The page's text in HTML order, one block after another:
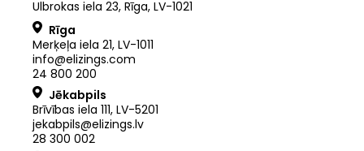
Ulbrokas iela 23, Rīga, LV-1021
Rīga
Merķeļa iela 21, LV-1011
info@elizings.com
24 800 200
Jēkabpils
Brīvības iela 111, LV-5201
jekabpils@elizings.lv
28 300 002